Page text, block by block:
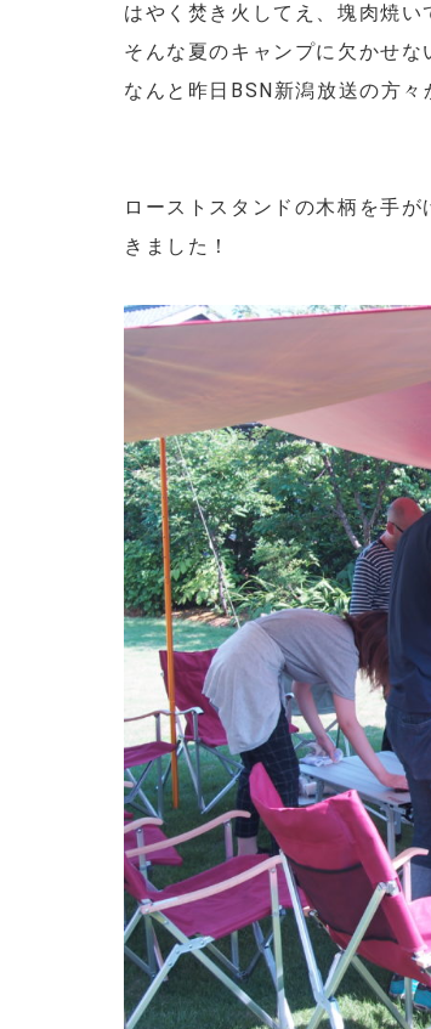
はやく焚き火してえ、塊肉焼
そんな夏のキャンプに欠かせな
なんと昨日BSN新潟放送の方々
ローストスタンドの木柄を手
きました！